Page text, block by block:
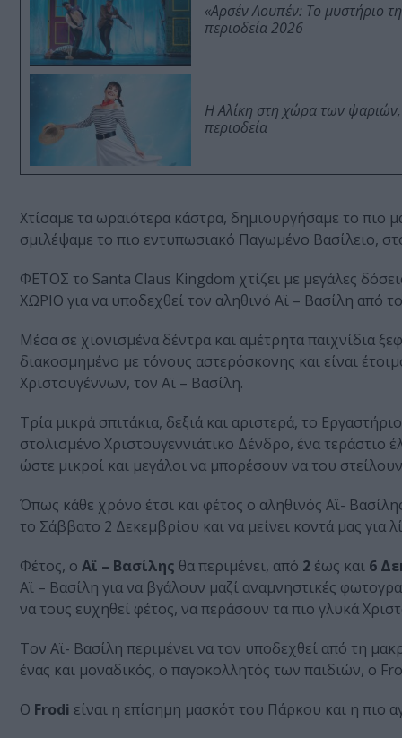
«Αρσέν Λουπέν: Το μυστήριο
περιοδεία 2026
Η Αλίκη στη χώρα των ψαριών,
περιοδεία
Χτίσαμε τα ωραιότερα κάστρα, δημιουργήσαμε το πιο
σμιλέψαμε το πιο εντυπωσιακό Παγωμένο Βασίλειο,
ΦΕΤΟΣ το Santa Claus Kingdom χτίζει με μεγάλες
ΧΩΡΙΟ για να υποδεχθεί τον αληθινό Αϊ – Βασίλη από
Μέσα σε χιονισμένα δέντρα και αμέτρητα παιχνίδια
διακοσμημένο με τόνους αστερόσκονης και είναι
Χριστουγέννων, τον Αϊ – Βασίλη.
Τρία μικρά σπιτάκια, δεξιά και αριστερά, το
στολισμένο Χριστουγεννιάτικο Δένδρο, ένα
ώστε μικροί και μεγάλοι να μπορέσουν να του
Όπως κάθε χρόνο έτσι και φέτος ο αληθινός Αϊ-
το Σάββατο 2 Δεκεμβρίου και να μείνει κοντά μας για
Φέτος, ο Αϊ – Βασίλης θα περιμένει, από 2 έως και 6
Αϊ – Βασίλη για να βγάλουν μαζί αναμνηστικές
να τους ευχηθεί φέτος, να περάσουν τα πιο γλυκά
Τον Αϊ- Βασίλη περιμένει να τον υποδεχθεί από τη
ένας και μοναδικός, ο παγοκολλητός των παιδιών, ο
Ο Frodi είναι η επίσημη μασκότ του Πάρκου και η πιο